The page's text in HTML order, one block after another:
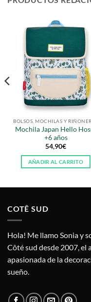
BOLSOS, MOCHILAS Y
Mochila Japan Hello
+6 años
54,90€
AÑADIR AL CARRITO
COTÊ SUD
Hola! Me llamo Sonia y
Côté sud desde 2007, el
apasionada de la
sueño.